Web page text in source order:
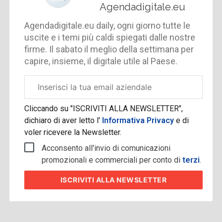
Agendadigitale.eu
Agendadigitale.eu daily, ogni giorno tutte le
uscite e i temi più caldi spiegati dalle nostre
firme. Il sabato il meglio della settimana per
capire, insieme, il digitale utile al Paese.
aziendale
Cliccando su "ISCRIVITI ALLA NEWSLETTER",
dichiaro di aver letto l' Informativa Privacye di
voler ricevere la Newsletter.
Acconsento all'invio di comunicazioni
promozionali e commerciali per conto diterzi.
ISCRIVITI ALLA NEWSLETTER